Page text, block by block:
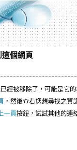
個網頁
經被移除了，可能是它
，然後查看您想尋找之資
一頁按鈕，試試其他的連